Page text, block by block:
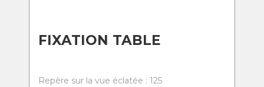
FIXATION TABLE
Repère sur la vue éclatée : 125